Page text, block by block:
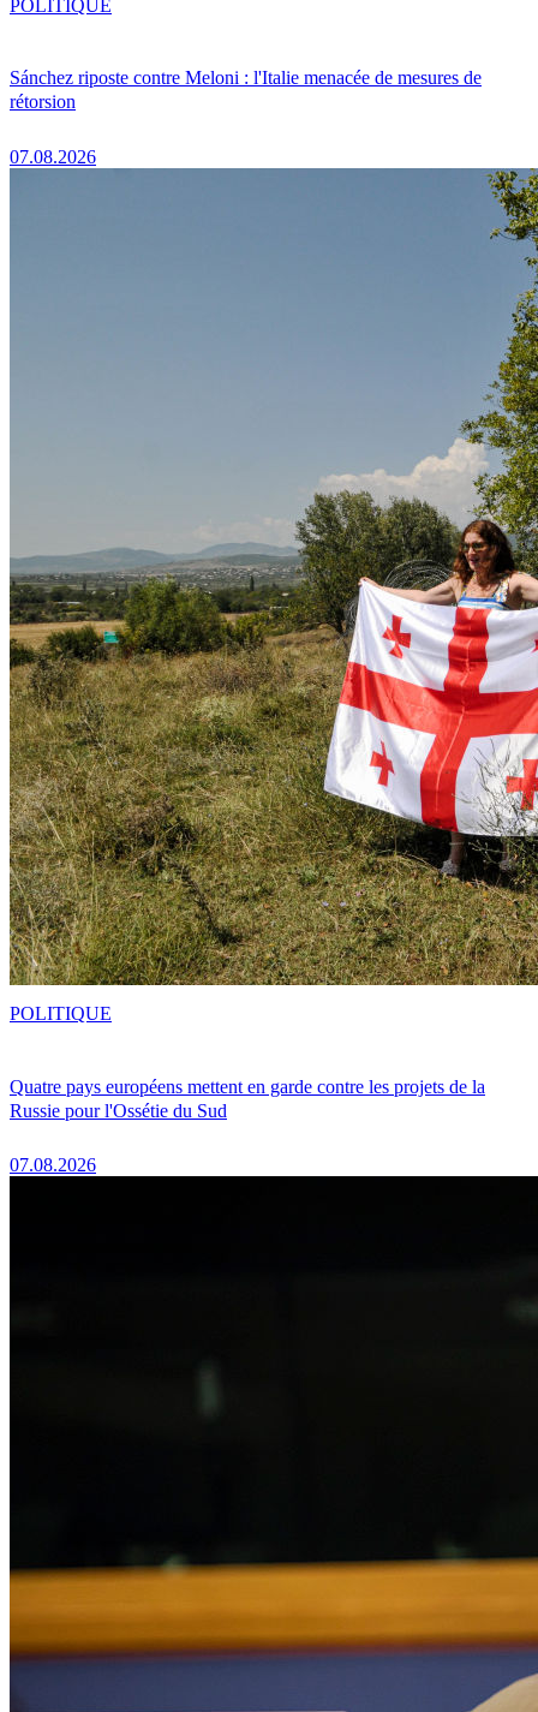
Sánchez riposte contre Meloni : l'Italie menacée de mesures de
rétorsion
07.08.2026
POLITIQUE
Quatre pays européens mettent en garde contre les projets de la
Russie pour l'Ossétie du Sud
07.08.2026
POLITIQUE